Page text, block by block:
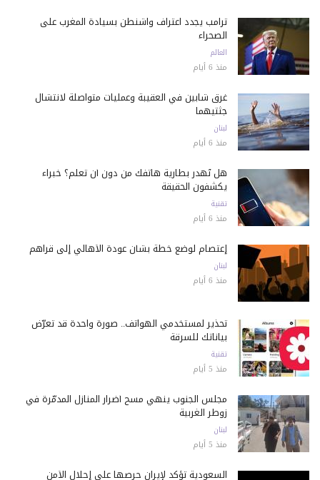
ترامب يجدد اعتراف واشنطن بسيادة المغرب على
الصحراء
العالم
منذ 6 أيام
غرق شابين في العقيبة وعمليات متواصلة لانتشال
جثتيهما
لبنان
منذ 6 أيام
هل تُهدر بطارية هاتفك من دون أن تعلم؟ خبراء
يكشفون الحقيقة
تقنية
منذ 6 أيام
إعتصام لوضع خطة بشأن عودة الأهالي إلى قراهم
لبنان
منذ 6 أيام
تحذير لمستخدمي الهواتف.. صورة واحدة قد تعرّض
بياناتك للسرقة
تقنية
منذ 5 أيام
مجلس الجنوب ينهي مسح أضرار المنازل المدمّرة في
زوطر الغربية
لبنان
منذ 5 أيام
السعودية تؤكد لإيران حرصها على إحلال الأمن